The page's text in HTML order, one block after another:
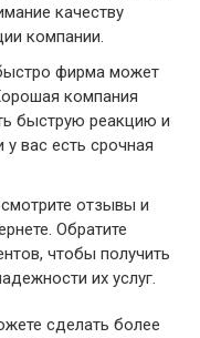
качеству
компании.
фирма может
компания
быструю реакцию и
вас есть срочная
отзывы и
Обратите
чтобы получить
их услуг.
сделать более